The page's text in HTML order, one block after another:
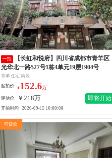
一拍
光华北一路527号1栋4单元19层1904号
青羊 住宅 简装
起拍价 ¥152.6万
评估价 ￥218万 即将开始
开拍时间 2026-09-15 10:00:00
可贷款